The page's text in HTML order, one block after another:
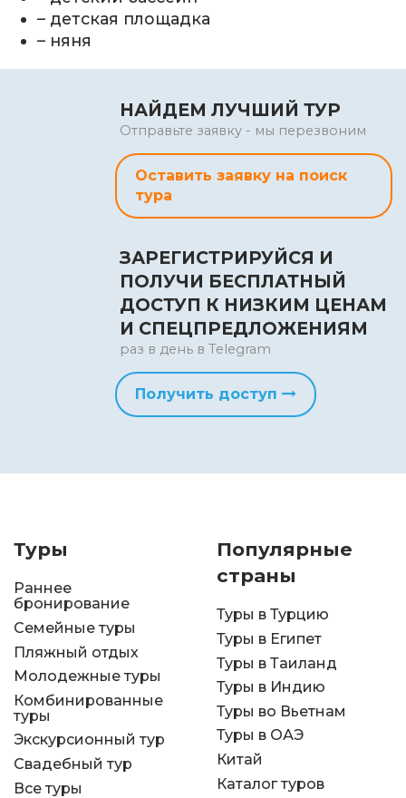
– детская площадка
– няня
НАЙДЕМ ЛУЧШИЙ ТУР
Отправьте заявку - мы перезвоним
Оставить заявку на поиск
тура
ЗАРЕГИСТРИРУЙСЯ И
ПОЛУЧИ БЕСПЛАТНЫЙ
ДОСТУП К НИЗКИМ ЦЕНАМ
И СПЕЦПРЕДЛОЖЕНИЯМ
раз в день в Telegram
Получить доступ
Туры
Раннее
бронирование
Семейные туры
Пляжный отдых
Молодежные туры
Комбинированные
туры
Экскурсионный тур
Свадебный тур
Все туры
Популярные
страны
Туры в Турцию
Туры в Египет
Туры в Таиланд
Туры в Индию
Туры во Вьетнам
Туры в ОАЭ
Китай
Каталог туров